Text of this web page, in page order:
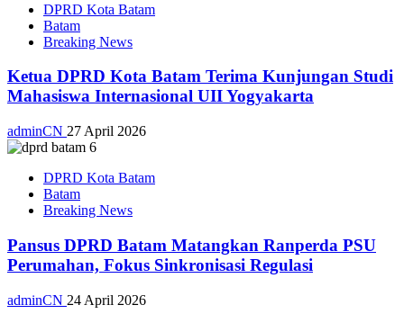
DPRD Kota Batam
Batam
Breaking News
Ketua DPRD Kota Batam Terima Kunjungan Studi
Mahasiswa Internasional UII Yogyakarta
adminCN 27 April 2026
DPRD Kota Batam
Batam
Breaking News
Pansus DPRD Batam Matangkan Ranperda PSU
Perumahan, Fokus Sinkronisasi Regulasi
adminCN 24 April 2026